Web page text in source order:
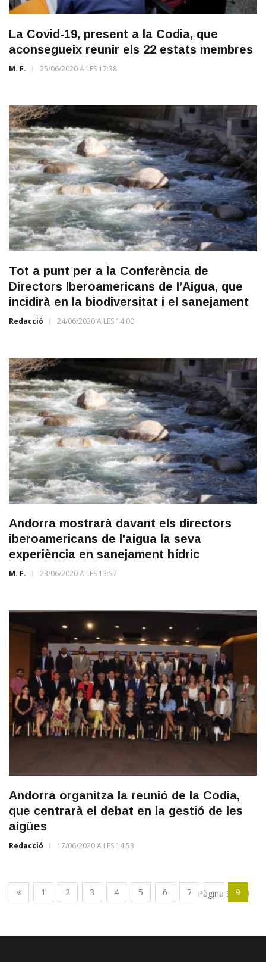
La Covid-19, present a la Codia, que
aconsegueix reunir els 22 estats membres
M. F. 25/06/2020 A LES 17:38
Tot a punt per a la Conferència de
Directors Iberoamericans de l’Aigua, que
incidirà en la biodiversitat i el sanejament
Redacció 24/06/2020 A LES 14:00
Andorra mostrarà davant els directors
iberoamericans de l'aigua la seva
experiència en sanejament hídric
M. F. 23/06/2020 A LES 13:57
Andorra organitza la reunió de la Codia,
que centrarà el debat en la gestió de les
aigües
Redacció 17/06/2020 A LES 14:53
1 2 3 4 5 6 7 8 9
Pàgina 9 de 9